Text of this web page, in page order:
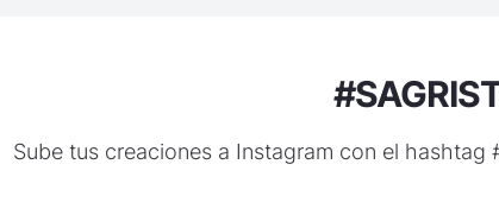
Sube tus creaciones a Instagram con el